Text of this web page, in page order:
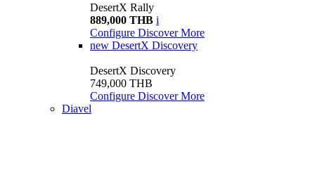
DesertX Rally
889,000 THB i
Configure Discover More
new DesertX Discovery
DesertX Discovery
749,000 THB
Configure Discover More
Diavel